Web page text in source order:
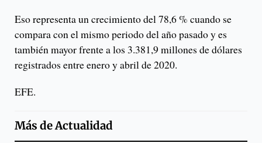
Eso representa un crecimiento del 78,6 % cuando se
compara con el mismo periodo del año pasado y es
también mayor frente a los 3.381,9 millones de dólares
registrados entre enero y abril de 2020.
EFE.
Más deActualidad